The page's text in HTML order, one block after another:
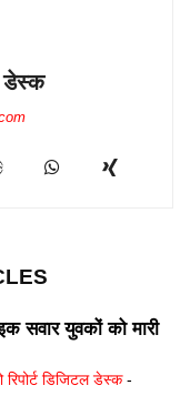
डेस्क
सवार युवकों को मारी
रिपोर्ट डिजिटल डेस्क -